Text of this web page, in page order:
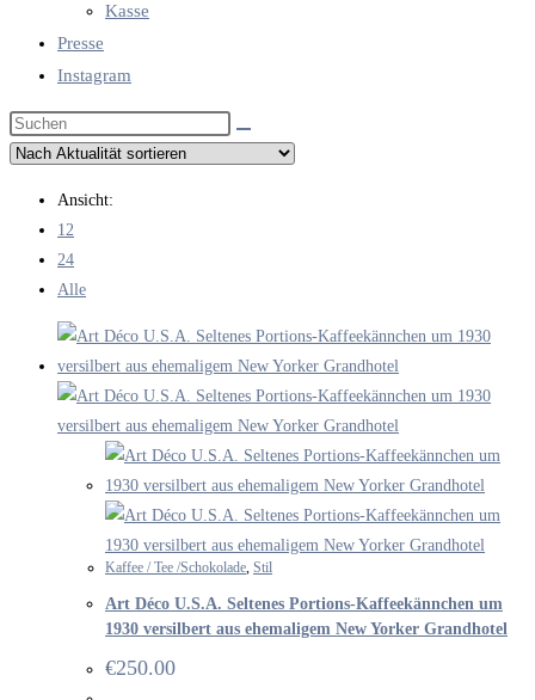
Kasse
Presse
Instagram
Diese
Website
Ansicht:
12
24
Alle
Kaffee / Tee /Schokolade, Stil
Art Déco U.S.A. Seltenes Portions-Kaffeekännchen um
1930 versilbert aus ehemaligem New Yorker Grandhotel
€250.00